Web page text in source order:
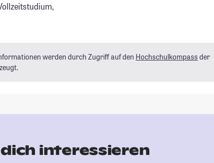
werden durch Zugriff auf den Hochschulkompass der
interessieren